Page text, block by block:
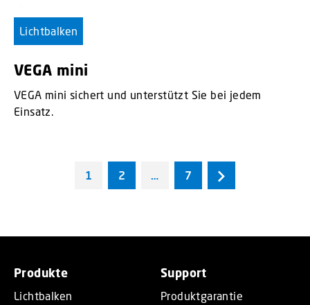
Lichtbalken
VEGA mini
VEGA mini sichert und unterstützt Sie bei jedem
Einsatz.
1 2 … 7
Produkte
Lichtbalken
Support
Produktgarantie